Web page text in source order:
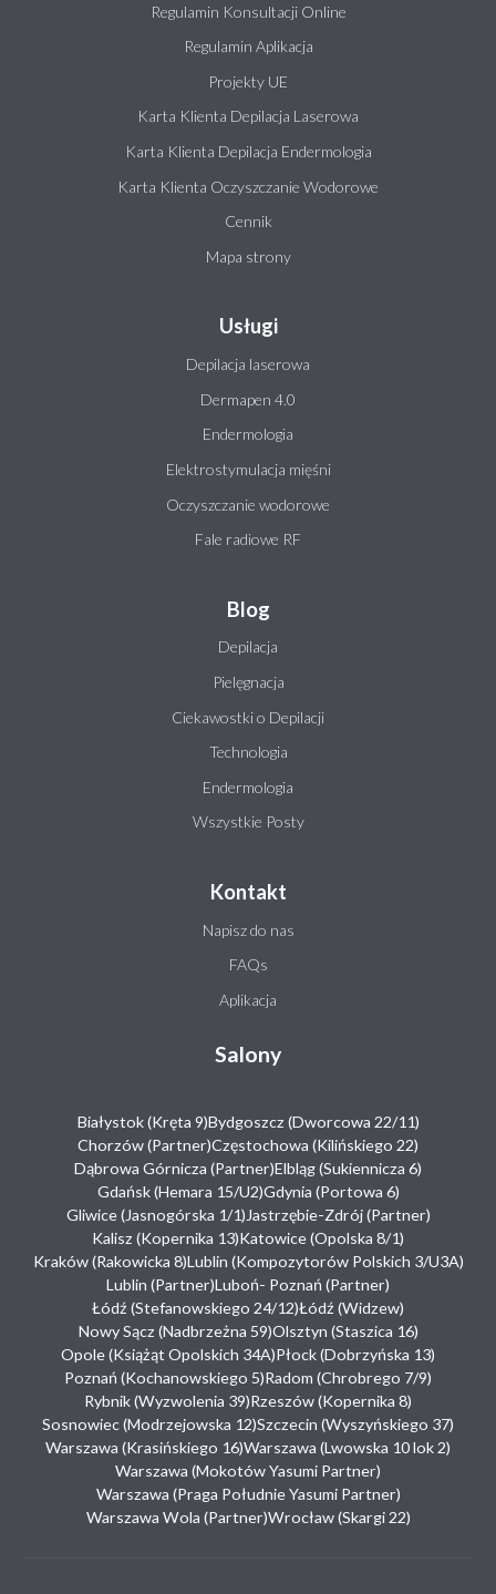
Regulamin Konsultacji Online
Regulamin Aplikacja
Projekty UE
Karta Klienta Depilacja Laserowa
Karta Klienta Depilacja Endermologia
Karta Klienta Oczyszczanie Wodorowe
Cennik
Mapa strony
Usługi
Depilacja laserowa
Dermapen 4.0
Endermologia
Elektrostymulacja mięśni
Oczyszczanie wodorowe
Fale radiowe RF
Blog
Depilacja
Pielęgnacja
Ciekawostki o Depilacji
Technologia
Endermologia
Wszystkie Posty
Kontakt
Napisz do nas
FAQs
Aplikacja
Salony
Białystok (Kręta 9)Bydgoszcz (Dworcowa 22/11)
Chorzów (Partner)Częstochowa (Kilińskiego 22)
Dąbrowa Górnicza (Partner)Elbląg (Sukiennicza 6)
Gdańsk (Hemara 15/U2)Gdynia (Portowa 6)
Gliwice (Jasnogórska 1/1) Jastrzębie-Zdrój (Partner)
Kalisz (Kopernika 13)Katowice (Opolska 8/1)
Kraków (Rakowicka 8)Lublin (Kompozytorów Polskich 3/U3A)
Lublin (Partner)Luboń- Poznań (Partner)
Łódź (Stefanowskiego 24/12)Łódź (Widzew)
Nowy Sącz (Nadbrzeżna 59)Olsztyn (Staszica 16)
Opole (Książąt Opolskich 34A)Płock (Dobrzyńska 13)
Poznań (Kochanowskiego 5)Radom (Chrobrego 7/9)
Rybnik (Wyzwolenia 39)Rzeszów (Kopernika 8)
Sosnowiec (Modrzejowska 12)Szczecin (Wyszyńskiego 37)
Warszawa (Krasińskiego 16)Warszawa (Lwowska 10 lok 2)
Warszawa (Mokotów Yasumi Partner)
Warszawa (Praga Południe Yasumi Partner)
Warszawa Wola (Partner)Wrocław (Skargi 22)